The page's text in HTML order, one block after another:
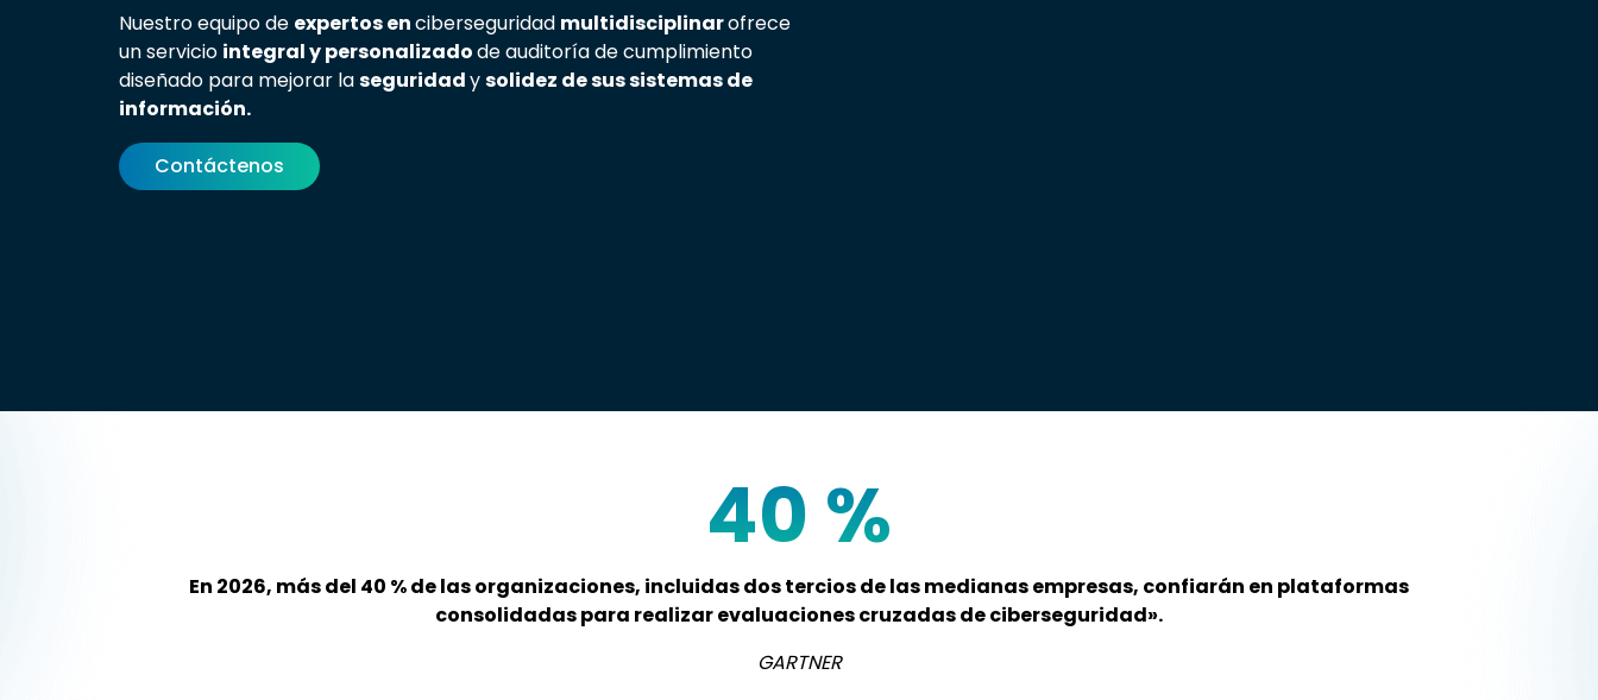
Nuestro equipo de expertos enciberseguridad multidisciplinarofrece
un servicio integral y personalizadode auditoría de cumplimiento
diseñado para mejorar laseguridadysolidez de sus sistemas de
información.
Contáctenos
40 %
En 2026, más del 40 % de las organizaciones, incluidas dos tercios de las medianas empresas, confiarán en plataformas
consolidadas para realizar evaluaciones cruzadas de ciberseguridad».
GARTNER